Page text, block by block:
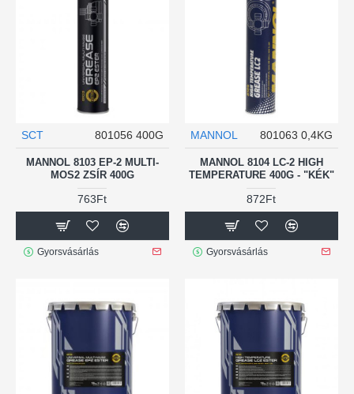
SCT 801056 400G
MANNOL 8103 EP-2 MULTI-
MOS2 ZSÍR 400G
763Ft
Gyorsvásárlás
MANNOL 801063 0,4KG
MANNOL 8104 LC-2 HIGH
TEMPERATURE 400G - "KÉK"
872Ft
Gyorsvásárlás